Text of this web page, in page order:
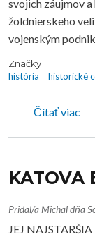
svojich záujmov
žoldnierskeho
vojenským
Značky
história
historické
Čítať viaco
KATOVA
Pridal/a Michaldňa
JEJ